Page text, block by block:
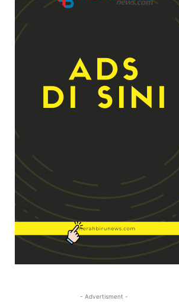
- Advertisment -